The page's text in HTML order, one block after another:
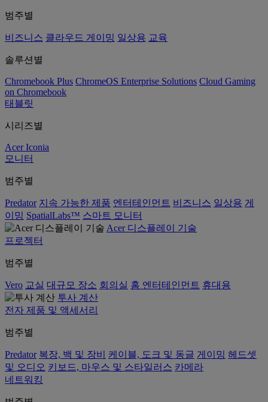
범주별
비즈니스 클라우드 게이밍 일상용 교육
솔루션별
Chromebook Plus ChromeOS Enterprise Solutions Cloud Gaming
on Chromebook
태블릿
시리즈별
Acer Iconia
모니터
범주별
Predator 지속 가능한 제품 엔터테인먼트 비즈니스 일상용 게
이밍 SpatialLabs™ 스마트 모니터
Acer 디스플레이 기술
프로젝터
범주별
Vero 교실 대규모 장소 회의실 홈 엔터테인먼트 휴대용
투사 계산
전자 제품 및 액세서리
범주별
Predator 복장, 백 및 장비 케이블, 도크 및 동글 게이밍 헤드셋
및 오디오 키보드, 마우스 및 스타일러스 카메라
네트워킹